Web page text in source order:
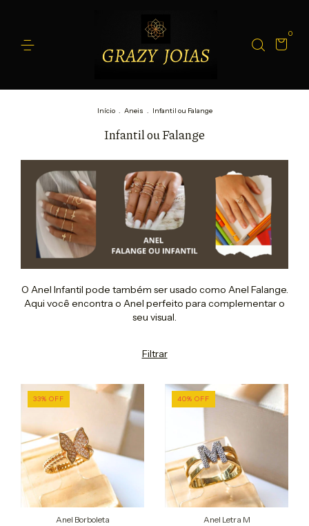
0
Início . Aneis . Infantil ou Falange
Infantil ou Falange
O Anel Infantil pode também ser usado como Anel Falange.
Aqui você encontra o Anel perfeito para complementar o
seu visual.
Filtrar
33% OFF
Anel Borboleta
40% OFF
Anel Letra M